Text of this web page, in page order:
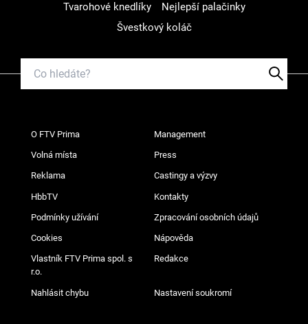
Tvarohové knedlíky
Nejlepší palačinky
Švestkový koláč
O FTV Prima Management
Volná místa Press
Reklama Castingy a výzvy
HbbTV Kontakty
Podmínky užívání Zpracování osobních údajů
Cookies Nápověda
Vlastník FTV Prima spol. s
r.o.
Redakce
Nahlásit chybu Nastavení soukromí